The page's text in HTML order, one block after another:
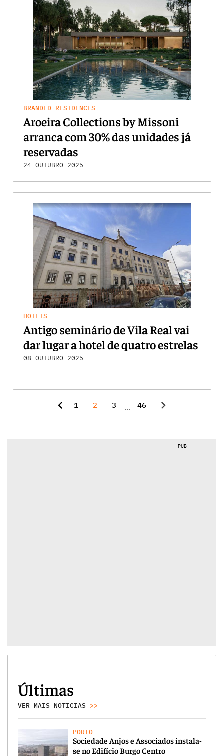
BRANDED RESIDENCES
Aroeira Collections by Missoni
arranca com 30% das unidades já
reservadas
24 OUTUBRO 2025
HOTÉIS
Antigo seminário de Vila Real vai
dar lugar a hotel de quatro estrelas
08 OUTUBRO 2025
chevron_left 1 2 3 ... 46 chevron_right
PUB
Últimas
VER MAIS NOTICIAS >>
PORTO
Sociedade Anjos e Associados instala-
se no Edifício Burgo Centro